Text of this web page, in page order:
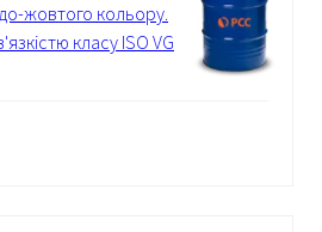
жовтого кольору.
класу ISO VG